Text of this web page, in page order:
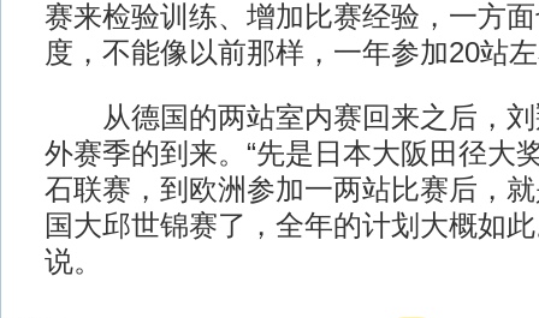
赛来检验训练、增加比赛经验，一方
度，不能像以前那样，一年参加20站
从德国的两站室内赛回来之后，刘
外赛季的到来。“先是日本大阪田径大
石联赛，到欧洲参加一两站比赛后，
国大邱世锦赛了，全年的计划大概如
说。